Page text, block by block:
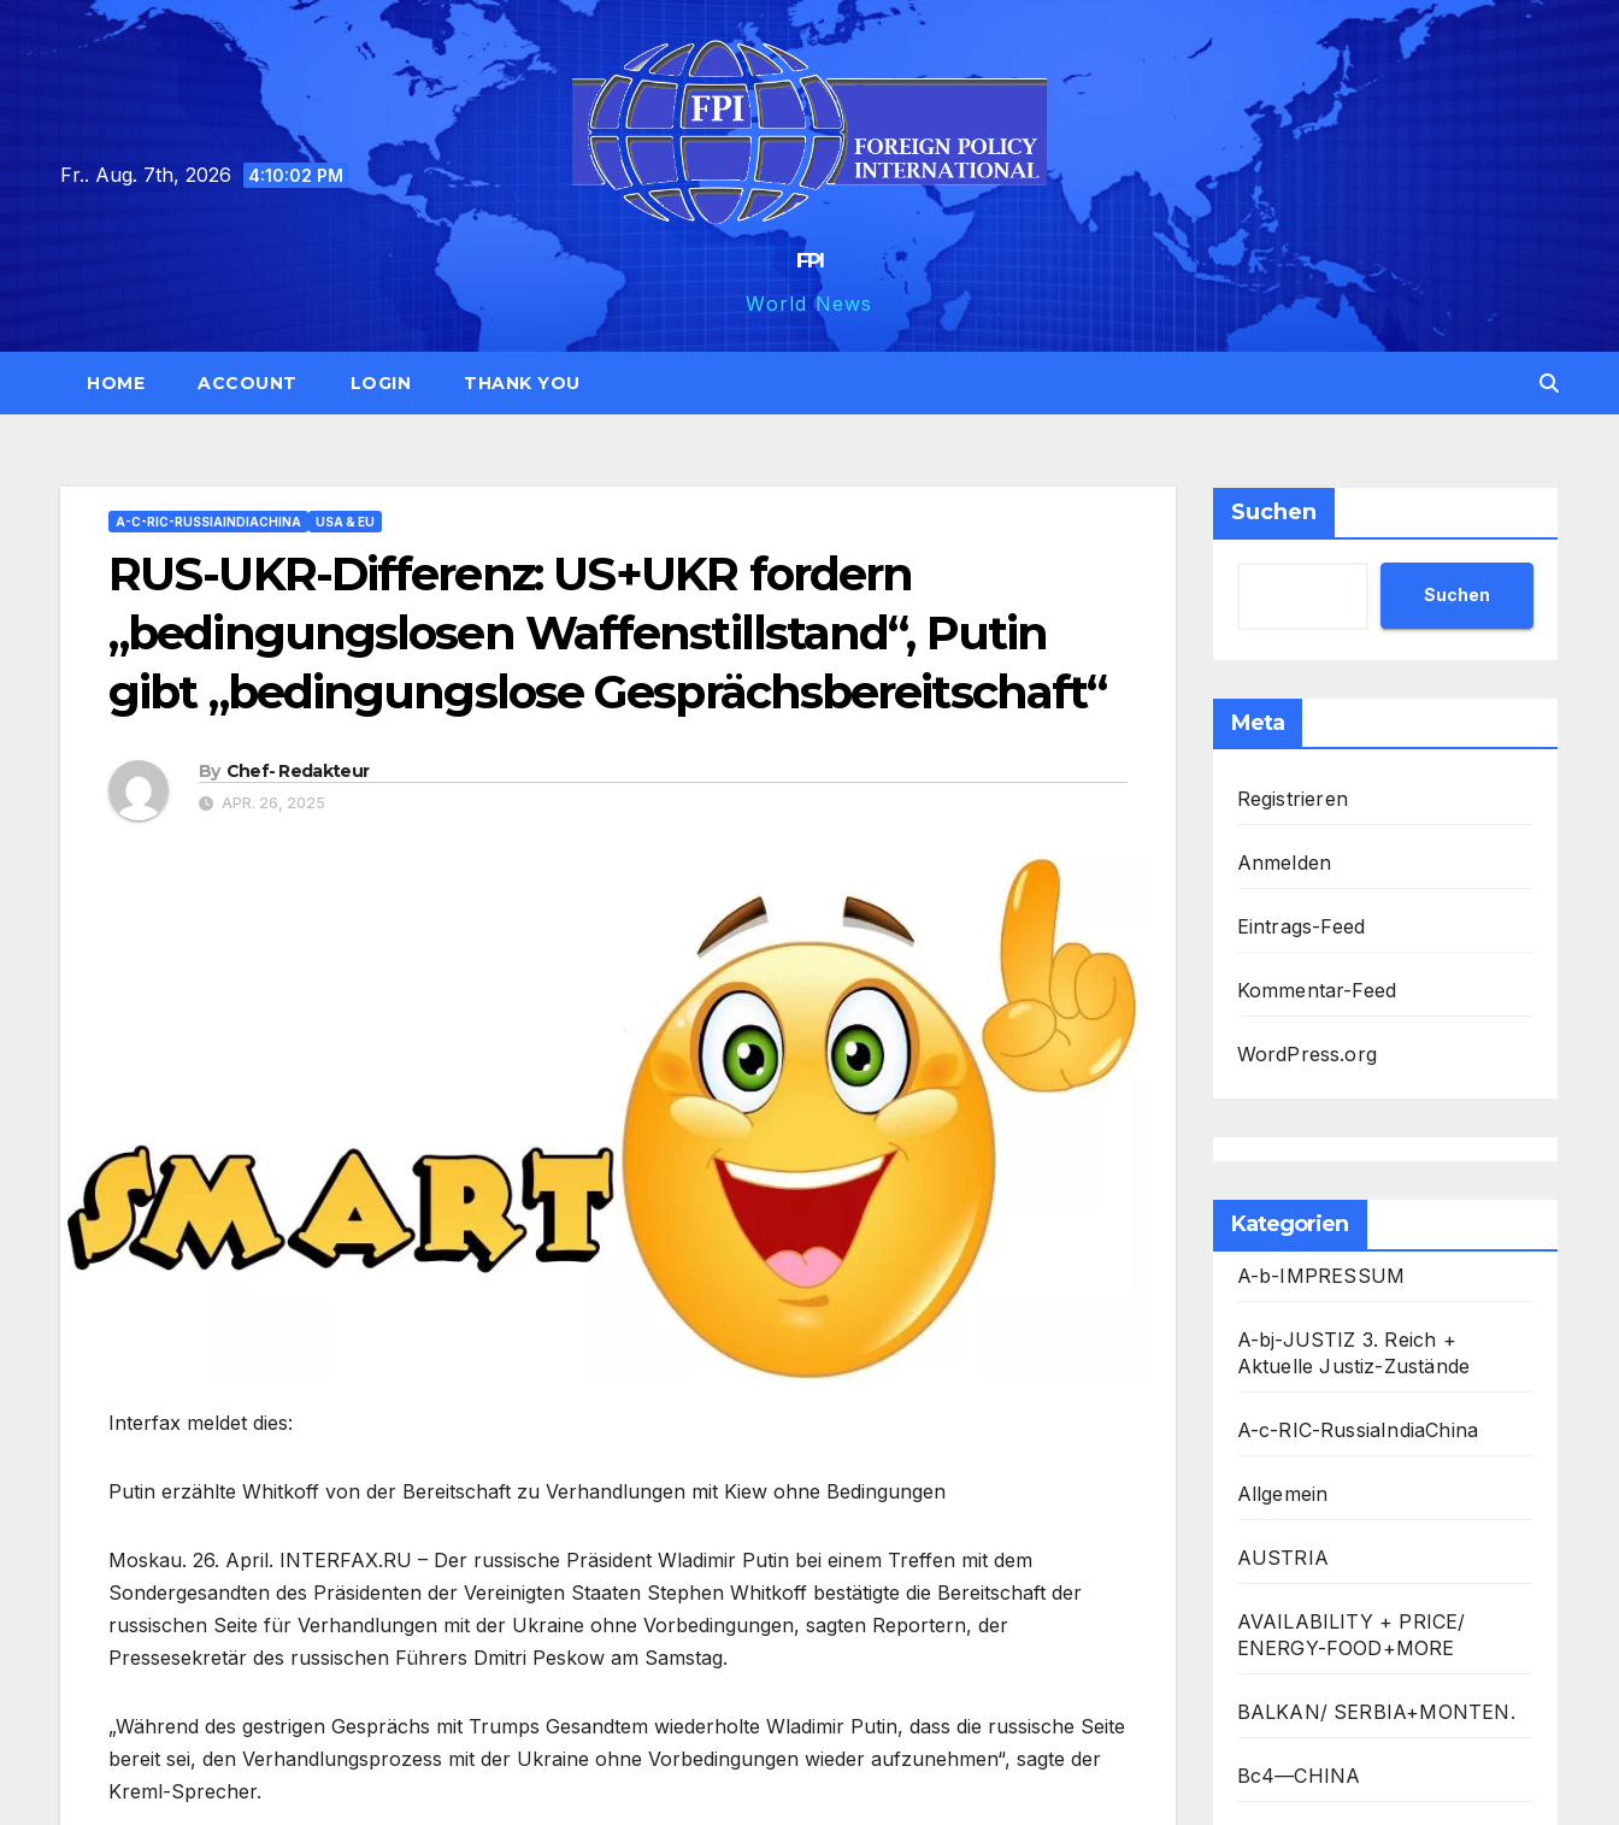
Fr.. Aug. 7th, 2026 4:10:03 PM
FPI
World News
HOME ACCOUNT LOGIN THANK YOU
A-C-RIC-RUSSIAINDIACHINA USA & EU
RUS-UKR-Differenz: US+UKR fordern
„bedingungslosen Waffenstillstand“, Putin
gibt „bedingungslose Gesprächsbereitschaft“
By Chef- Redakteur
APR. 26, 2025
Interfax meldet dies:
Putin erzählte Whitkoff von der Bereitschaft zu Verhandlungen mit Kiew ohne Bedingungen
Moskau. 26. April. INTERFAX.RU – Der russische Präsident Wladimir Putin bei einem Treffen mit dem
Sondergesandten des Präsidenten der Vereinigten Staaten Stephen Whitkoff bestätigte die Bereitschaft der
russischen Seite für Verhandlungen mit der Ukraine ohne Vorbedingungen, sagten Reportern, der
Pressesekretär des russischen Führers Dmitri Peskow am Samstag.
„Während des gestrigen Gesprächs mit Trumps Gesandtem wiederholte Wladimir Putin, dass die russische Seite
bereit sei, den Verhandlungsprozess mit der Ukraine ohne Vorbedingungen wieder aufzunehmen“, sagte der
Kreml-Sprecher.
Suchen
Suchen
Meta
Registrieren
Anmelden
Eintrags-Feed
Kommentar-Feed
WordPress.org
Kategorien
A-b-IMPRESSUM
A-bj-JUSTIZ 3. Reich +
Aktuelle Justiz-Zustände
A-c-RIC-RussiaIndiaChina
Allgemein
AUSTRIA
AVAILABILITY + PRICE/
ENERGY-FOOD+MORE
BALKAN/ SERBIA+MONTEN.
Bc4—CHINA